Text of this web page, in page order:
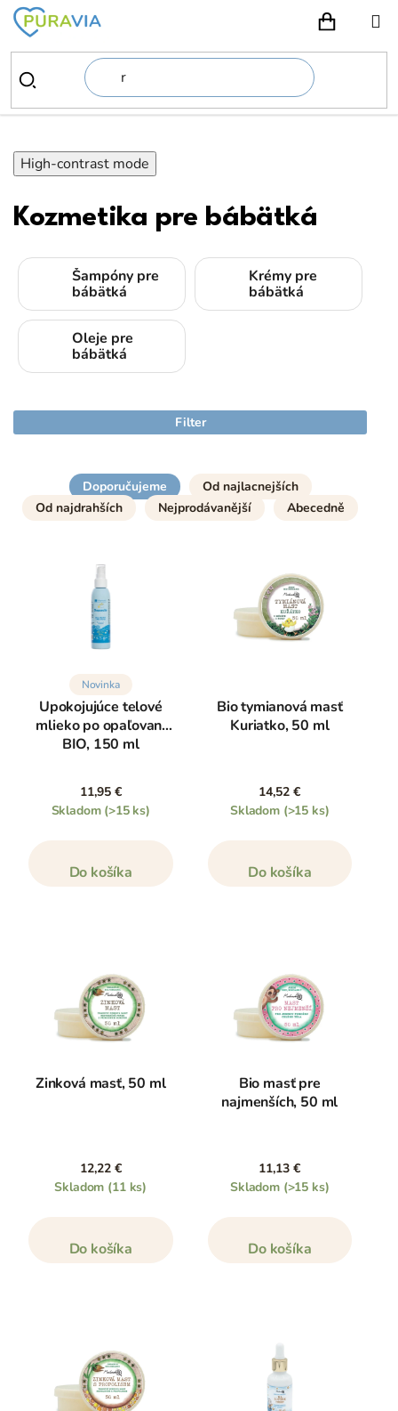
Prejsť
obsah
High-contrast mode
Kozmetika pre bábätká
Šampóny pre
bábätká
Krémy pre
bábätká
Oleje pre
bábätká
Filter
Doporučujeme
Od najlacnejších
Od najdrahších
Nejprodávanější Abecedně
Novinka
Upokojujúce telové
mlieko po opaľovaní
BIO, 150 ml
11,95 €
Skladom (>15 ks)
Do košíka
Bio tymianová masť
Kuriatko, 50 ml
14,52 €
Skladom (>15 ks)
Do košíka
Zinková masť, 50 ml
12,22 €
Skladom (11 ks)
Do košíka
Bio masť pre
najmenších, 50 ml
11,13 €
Skladom (>15 ks)
Do košíka